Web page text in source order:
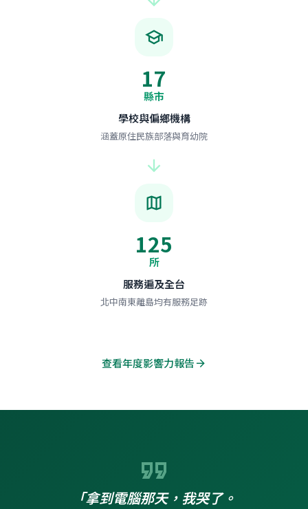
school
17
縣市
學校與偏鄉機構
涵蓋原住民族部落與育幼院
arrow_forward
map
125
所
服務遍及全台
北中南東離島均有服務足跡
查看年度影響力報告 arrow_forward
format_quote
「拿到電腦那天，我哭了。